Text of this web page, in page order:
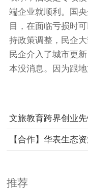
端企业就顺利。国
目，在面临亏损时
持政策调整，民企
民企介入了城市更
本没消息。因为跟
文旅教育跨界创业
项华表大奖
【合作】华表生态
推荐